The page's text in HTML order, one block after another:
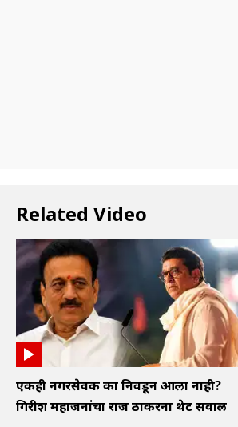
Related Video
एकही नगरसेवक का निवडून आला नाही?
गिरीश महाजनांचा राज ठाकरेंना थेट सवाल